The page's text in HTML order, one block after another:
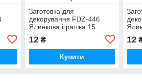
Заготовка для
декорування FDZ-446
Ялинкова іграшка 15
12₴
Купити
12